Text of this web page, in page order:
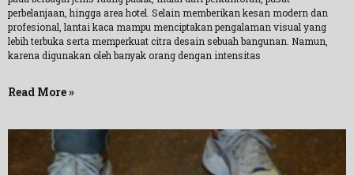
perbelanjaan, hingga area hotel. Selain memberikan kesan modern dan
profesional, lantai kaca mampu menciptakan pengalaman visual yang
lebih terbuka serta memperkuat citra desain sebuah bangunan. Namun,
karena digunakan oleh banyak orang dengan intensitas
Read More »